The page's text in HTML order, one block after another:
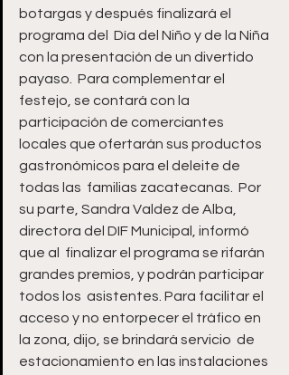
botargas y después finalizará el
programa del  Día del Niño y de la Niña
con la presentación de un divertido
payaso.  Para complementar el
festejo, se contará con la
participación de comerciantes
locales que ofertarán sus productos
gastronómicos para el deleite de
todas las  familias zacatecanas.  Por
su parte, Sandra Valdez de Alba,
directora del DIF Municipal, informó
que al  finalizar el programa se rifarán
grandes premios, y podrán participar
todos los  asistentes. Para facilitar el
acceso y no entorpecer el tráfico en
la zona, dijo, se brindará servicio  de
estacionamiento en las instalaciones